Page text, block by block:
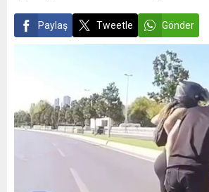
Paylaş Tweetle Gönder